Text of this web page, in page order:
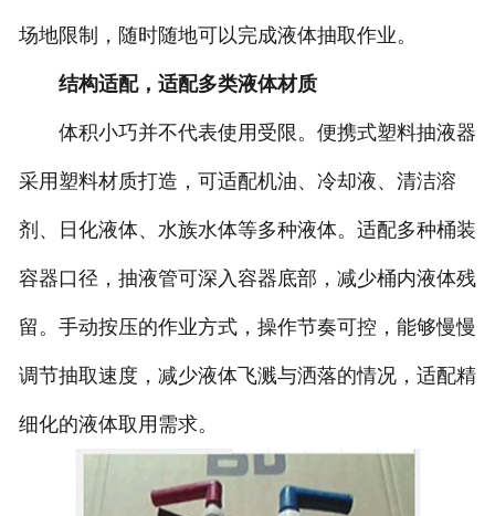
场地限制，随时随地可以完成液体抽取作业。
结构适配，适配多类液体材质
体积小巧并不代表使用受限。便携式塑料抽液器
采用塑料材质打造，可适配机油、冷却液、清洁溶
剂、日化液体、水族水体等多种液体。适配多种桶装
容器口径，抽液管可深入容器底部，减少桶内液体残
留。手动按压的作业方式，操作节奏可控，能够慢慢
调节抽取速度，减少液体飞溅与洒落的情况，适配精
细化的液体取用需求。